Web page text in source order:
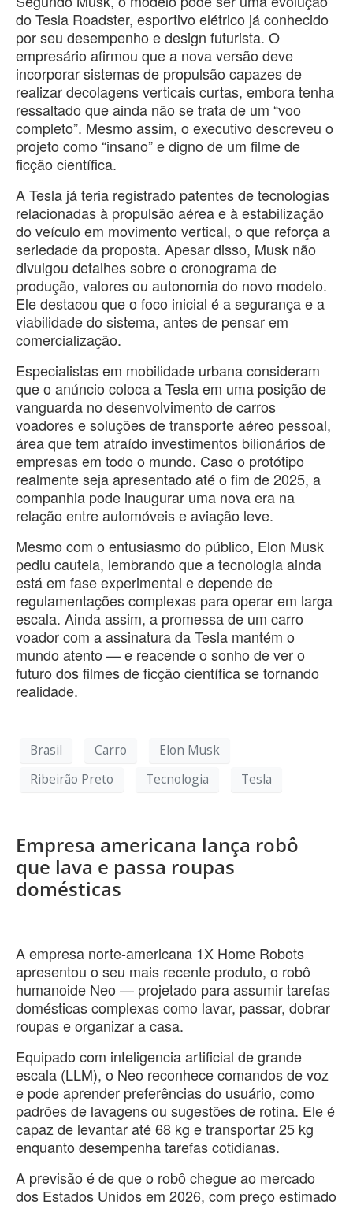
do Tesla Roadster, esportivo elétrico já conhecido
por seu desempenho e design futurista. O
empresário afirmou que a nova versão deve
incorporar sistemas de propulsão capazes de
realizar decolagens verticais curtas, embora tenha
ressaltado que ainda não se trata de um “voo
completo”. Mesmo assim, o executivo descreveu o
projeto como “insano” e digno de um filme de
ficção científica.
A Tesla já teria registrado patentes de tecnologias
relacionadas à propulsão aérea e à estabilização
do veículo em movimento vertical, o que reforça a
seriedade da proposta. Apesar disso, Musk não
divulgou detalhes sobre o cronograma de
produção, valores ou autonomia do novo modelo.
Ele destacou que o foco inicial é a segurança e a
viabilidade do sistema, antes de pensar em
comercialização.
Especialistas em mobilidade urbana consideram
que o anúncio coloca a Tesla em uma posição de
vanguarda no desenvolvimento de carros
voadores e soluções de transporte aéreo pessoal,
área que tem atraído investimentos bilionários de
empresas em todo o mundo. Caso o protótipo
realmente seja apresentado até o fim de 2025, a
companhia pode inaugurar uma nova era na
relação entre automóveis e aviação leve.
Mesmo com o entusiasmo do público, Elon Musk
pediu cautela, lembrando que a tecnologia ainda
está em fase experimental e depende de
regulamentações complexas para operar em larga
escala. Ainda assim, a promessa de um carro
voador com a assinatura da Tesla mantém o
mundo atento — e reacende o sonho de ver o
futuro dos filmes de ficção científica se tornando
realidade.
Brasil Carro
Elon Musk
Ribeirão Preto
Tecnologia Tesla
Empresa americana lança robô
que lava e passa roupas
domésticas
A empresa norte-americana 1X Home Robots
apresentou o seu mais recente produto, o robô
humanoide Neo — projetado para assumir tarefas
domésticas complexas como lavar, passar, dobrar
roupas e organizar a casa.
Equipado com inteligencia artificial de grande
escala (LLM), o Neo reconhece comandos de voz
e pode aprender preferências do usuário, como
padrões de lavagens ou sugestões de rotina. Ele é
capaz de levantar até 68 kg e transportar 25 kg
enquanto desempenha tarefas cotidianas.
A previsão é de que o robô chegue ao mercado
dos Estados Unidos em 2026, com preço estimado